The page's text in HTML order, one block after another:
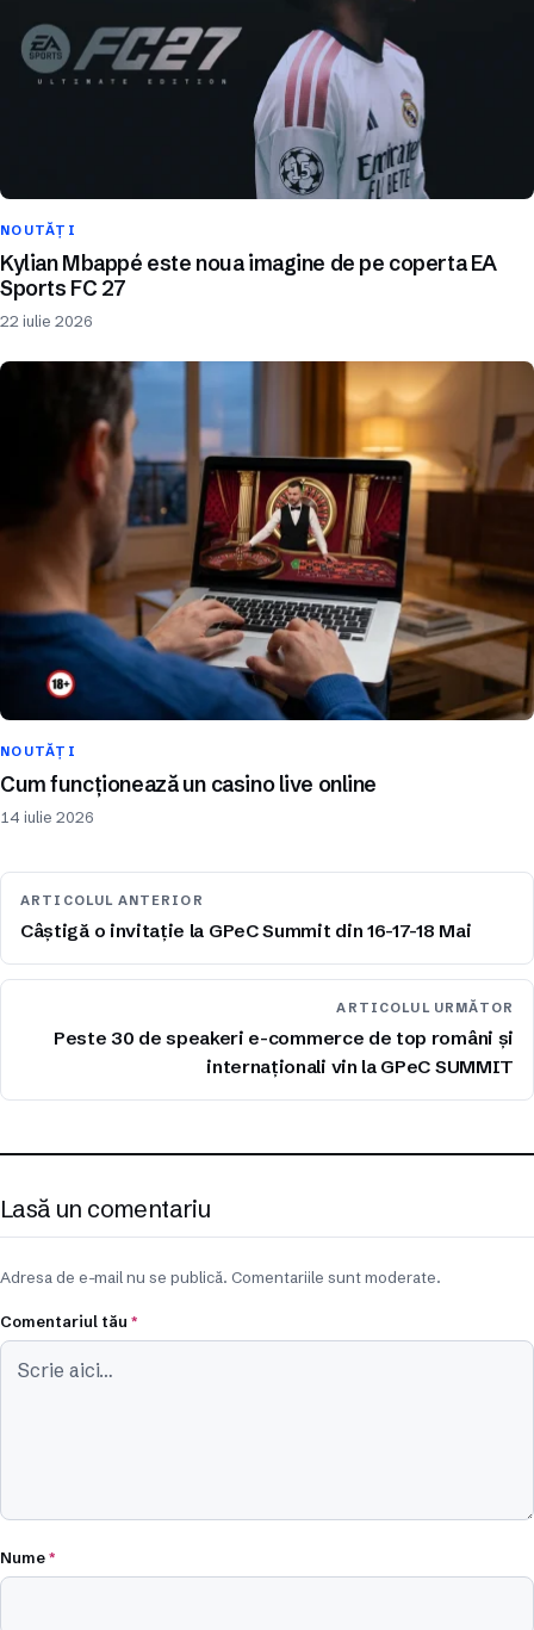
NOUTĂȚI
Kylian Mbappé este noua imagine de pe coperta EA
Sports FC 27
22 iulie 2026
NOUTĂȚI
Cum funcționează un casino live online
14 iulie 2026
ARTICOLUL ANTERIOR
Câștigă o invitație la GPeC Summit din 16-17-18 Mai
ARTICOLUL URMĂTOR
Peste 30 de speakeri e-commerce de top români și
internaționali vin la GPeC SUMMIT
Lasă un comentariu
Adresa de e-mail nu se publică. Comentariile sunt moderate.
Comentariul tău *
Nume*